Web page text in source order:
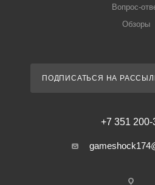
Вопрос-
Обзоры
ПОДПИСАТЬСЯ НА
+7 351 200-